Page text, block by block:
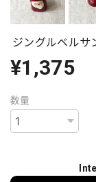
ジングルベルサ
¥1,375
数量